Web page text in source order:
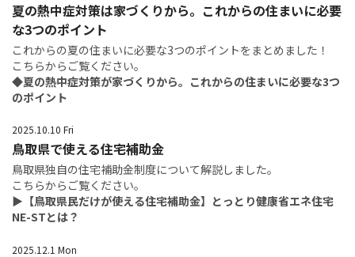
夏の熱中症対策は家づくりから。これからの住まいに必要
な3つのポイント
これからの夏の住まいに必要な3つのポイントをまとめました！
こちらからご覧ください。
◆夏の熱中症対策が家づくりから。これからの住まいに必要な3つ
のポイント
2025.10.10 Fri
鳥取県で使える住宅補助金
鳥取県独自の住宅補助金制度について解説しました。
こちらからご覧ください。
▶ 【鳥取県民だけが使える住宅補助金】とっとり健康省エネ住宅
NE-STとは？
2025.12.1 Mon